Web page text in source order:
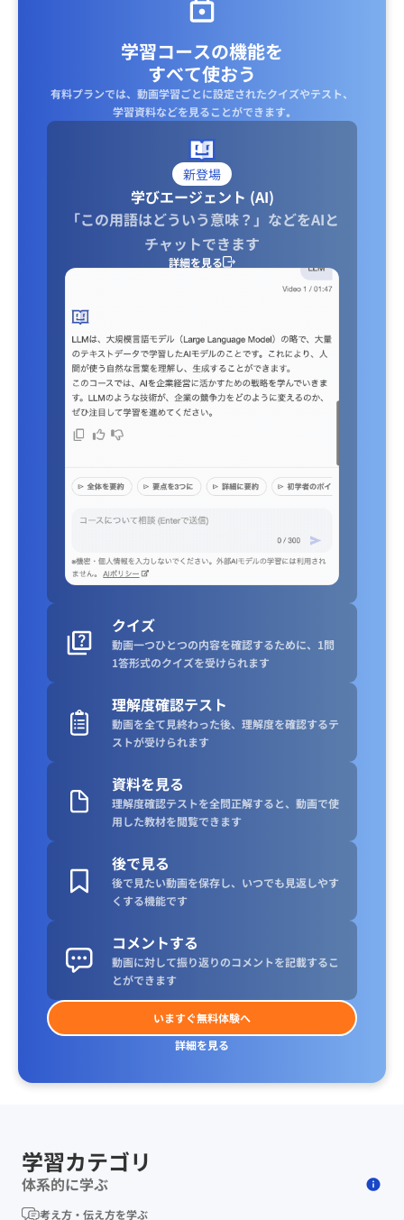
学習コースの機能を
すべて使おう
有料プランでは、動画学習ごとに設定されたクイズやテスト、
学習資料などを見ることができます｡
新登場
学びエージェント (AI)
「この用語はどういう意味？」などをAIと
チャットできます
詳細を見る
クイズ
動画一つひとつの内容を確認するために、1問
1答形式のクイズを受けられます
理解度確認テスト
動画を全て見終わった後、理解度を確認するテ
ストが受けられます
資料を見る
理解度確認テストを全問正解すると、動画で使
用した教材を閲覧できます
後で見る
後で見たい動画を保存し、いつでも見返しやす
くする機能です
コメントする
動画に対して振り返りのコメントを記載するこ
とができます
いますぐ無料体験へ
詳細を見る
学習カテゴリ
体系的に学ぶ
考え方・伝え方を学ぶ